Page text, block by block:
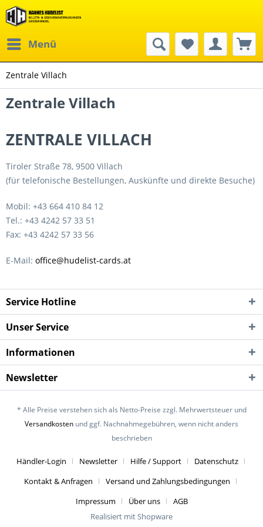
Menü
Zentrale Villach
Zentrale Villach
ZENTRALE VILLACH
Tiroler Straße 78, 9500 Villach
(für telefonische Bestellungen, Auskünfte und direkte Besuche)
Mobil: +43 664 410 84 12
Tel.: +43 4242 57 33 51
Fax: +43 4242 57 33 56
E-Mail: office@hudelist-cards.at
Service Hotline
Unser Service
Informationen
Newsletter
* Alle Preise verstehen sich als Netto-Preise zzgl. Mehrwertsteuer und
Versandkosten und ggf. Nachnahmegebühren, wenn nicht anders
beschrieben
Händler-Login Newsletter Hilfe / Support
Datenschutz
Kontakt & Anfragen
Versand und Zahlungsbedingungen
Impressum
Über uns
AGB
Realisiert mit Shopware